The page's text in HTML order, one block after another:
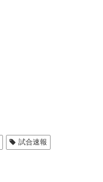
試合速報